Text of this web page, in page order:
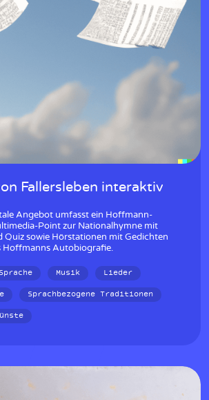
Fallersleben interaktiv
Angebot umfasst ein Hoffmann-
Point zur Nationalhymne mit
Quiz sowie Hörstationen mit Gedichten
Hoffmanns Autobiografie.
Sprache Musik
Lieder
Sprachbezogene Traditionen